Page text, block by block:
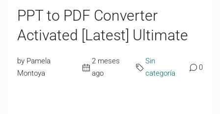
PPT to PDF Converter
Activated [Latest] Ultimate
by Pamela
Montoya
2 meses
ago
Sin
categoría
0